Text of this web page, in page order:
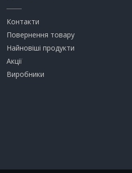
Контакти
Повернення товару
Найновіші продукти
Акції
Виробники